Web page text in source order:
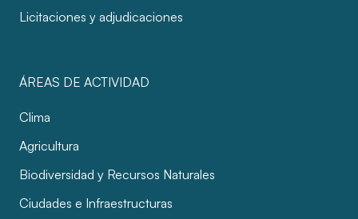
Licitaciones y adjudicaciones
ÁREAS DE ACTIVIDAD
Clima
Agricultura
Biodiversidad y Recursos Naturales
Ciudades e Infraestructuras